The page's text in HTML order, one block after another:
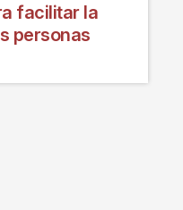
facilitar la
personas